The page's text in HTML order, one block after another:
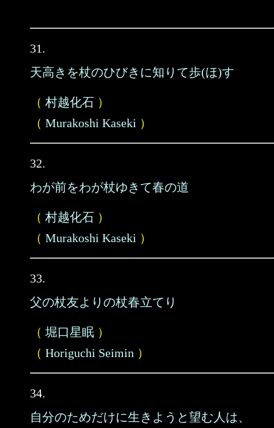
31.
天高きを杖のひびきに知りて歩(ほ)す
（ 村越化石 ）
（ Murakoshi Kaseki ）
32.
わが前をわが杖ゆきて春の道
（ 村越化石 ）
（ Murakoshi Kaseki ）
33.
父の杖友よりの杖春立てり
（ 堀口星眠 ）
（ Horiguchi Seimin ）
34.
自分のためだけに生きようと望む人は、